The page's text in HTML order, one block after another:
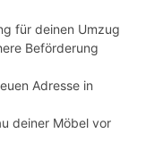
für deinen Umzug
Beförderung
Adresse in
deiner Möbel vor